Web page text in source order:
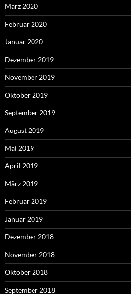
März 2020
Februar 2020
Januar 2020
Dezember 2019
November 2019
Oktober 2019
September 2019
August 2019
Mai 2019
April 2019
März 2019
Februar 2019
Januar 2019
Dezember 2018
November 2018
Oktober 2018
September 2018